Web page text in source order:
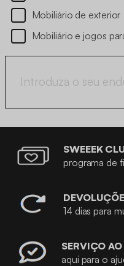
Mobiliário de exterior
Mobiliário e jogos
SWEEEK
programa de
14 dias para
SERVIÇO
aqui para o